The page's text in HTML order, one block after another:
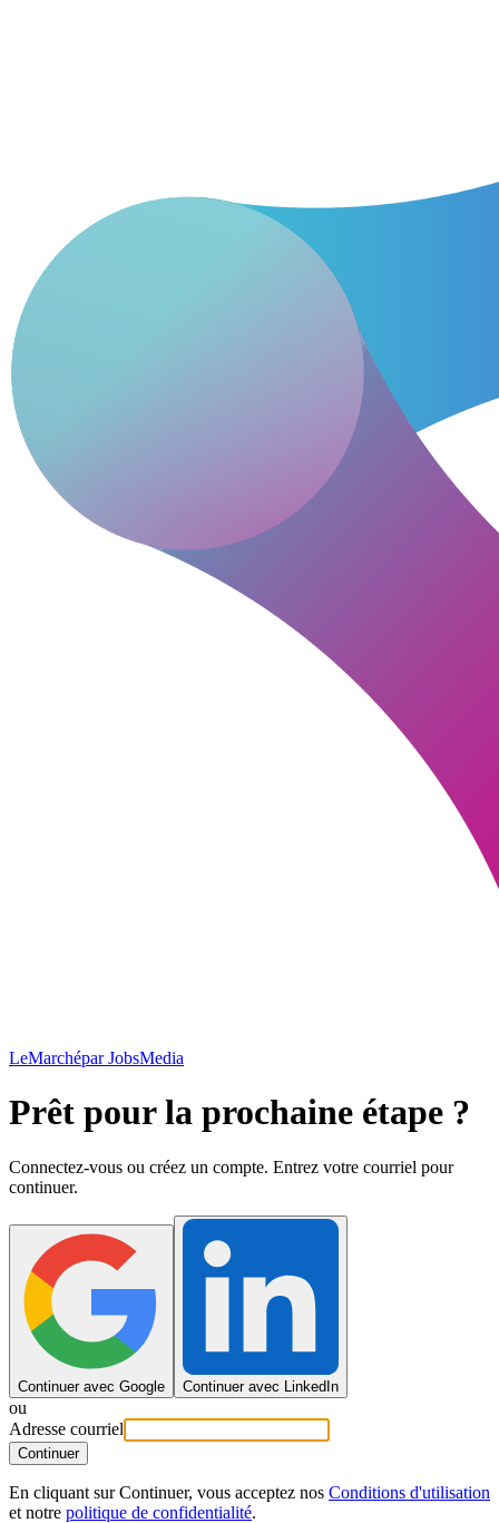
LeMarchépar JobsMedia
Prêt pour la prochaine étape ?
Connectez-vous ou créez un compte. Entrez votre courriel pour
continuer.
Continuer avec Google Continuer avec LinkedIn
ou
Adresse courriel
Continuer
En cliquant sur Continuer, vous acceptez nos Conditions d'utilisation
et notre politique de confidentialité.